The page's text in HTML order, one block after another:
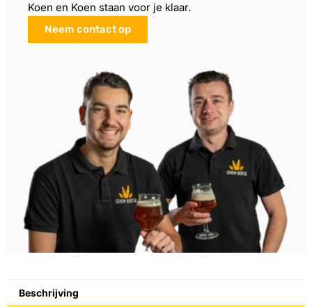
Koen en Koen staan voor je klaar.
Neem contact op
Beschrijving